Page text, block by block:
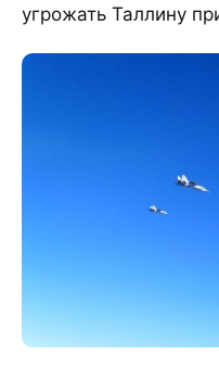
угрожать Таллину